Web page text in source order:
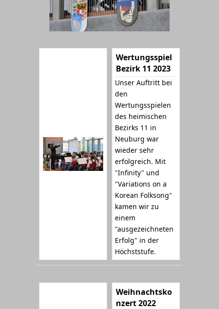
Wertungsspiel
Bezirk 11 2023
Unser Auftritt bei
den
Wertungsspielen
des heimischen
Bezirks 11 in
Neuburg war
wieder sehr
erfolgreich. Mit
"Infinity" und
"Variations on a
Korean Folksong"
kamen wir zu
einem
"ausgezeichneten
Erfolg" in der
Höchststufe.
Weihnachtsko
nzert 2022